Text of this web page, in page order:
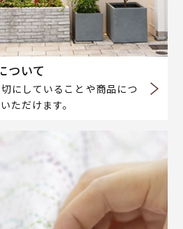
ついて
にしていることや商品につ
ただけます。